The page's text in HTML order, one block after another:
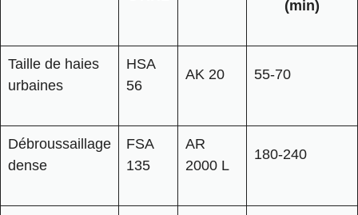
(min)
Taille de haies
urbaines
HSA
56
AK 20 55-70
Débroussaillage
dense
FSA
135
AR
2000 L
180-240